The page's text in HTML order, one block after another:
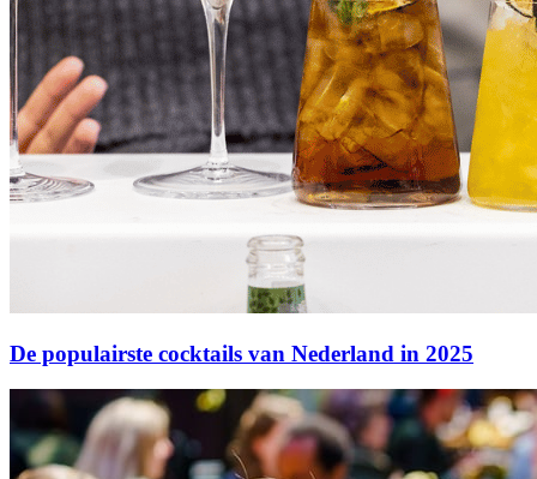
De populairste cocktails van Nederland in 2025